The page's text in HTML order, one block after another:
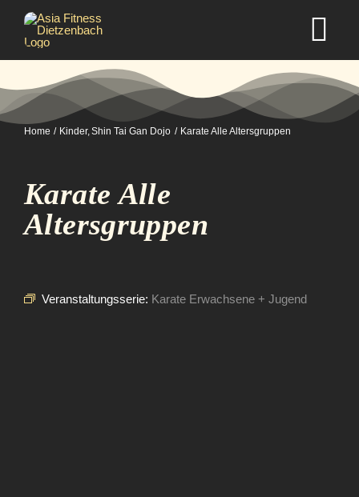
Inhalt
springen
Home Kinder Shin Tai Gan Dojo Karate Alle Altersgruppen
Karate Alle
Altersgruppen
Veranstaltungsserie: Karate Erwachsene + Jugend